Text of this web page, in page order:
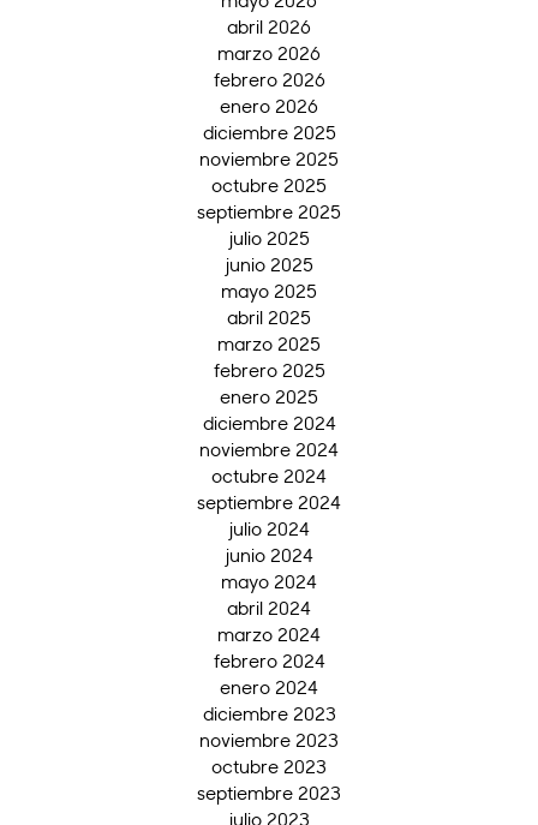
abril 2026
marzo 2026
febrero 2026
enero 2026
diciembre 2025
noviembre 2025
octubre 2025
septiembre 2025
julio 2025
junio 2025
mayo 2025
abril 2025
marzo 2025
febrero 2025
enero 2025
diciembre 2024
noviembre 2024
octubre 2024
septiembre 2024
julio 2024
junio 2024
mayo 2024
abril 2024
marzo 2024
febrero 2024
enero 2024
diciembre 2023
noviembre 2023
octubre 2023
septiembre 2023
julio 2023